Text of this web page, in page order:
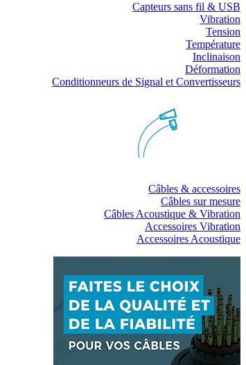
Capteurs sans fil & USB
Vibration
Tension
Température
Inclinaison
Déformation
Conditionneurs de Signal et Convertisseurs
Câbles & accessoires
Câbles sur mesure
Câbles Acoustique & Vibration
Accessoires Vibration
Accessoires Acoustique